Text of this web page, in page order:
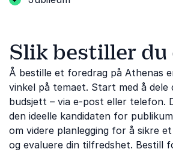
Slik bestiller du
Å bestille et foredrag på Athenas
vinkel på temaet. Start med å
budsjett – via e-post eller telefon.
den ideelle kandidaten for
om videre planlegging for å sikre
og evaluere din tilfredshet. Bestill